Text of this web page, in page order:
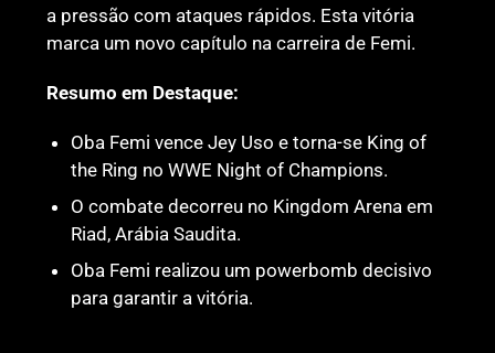
a pressão com ataques rápidos. Esta vitória
marca um novo capítulo na carreira de Femi.
Resumo em Destaque:
Oba Femi vence Jey Uso e torna-se King of
the Ring no WWE Night of Champions.
O combate decorreu no Kingdom Arena em
Riad, Arábia Saudita.
Oba Femi realizou um powerbomb decisivo
para garantir a vitória.